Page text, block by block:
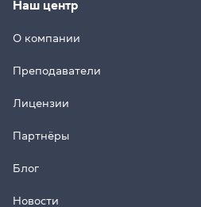
Наш центр
О компании
Преподаватели
Лицензии
Партнёры
Блог
Новости